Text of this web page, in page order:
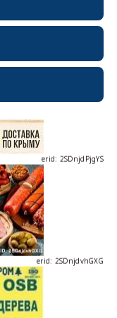
erid: 2SDnjcrDNw6
erid: 2SDnjdPjgYS
erid: 2SDnjdvhGXG